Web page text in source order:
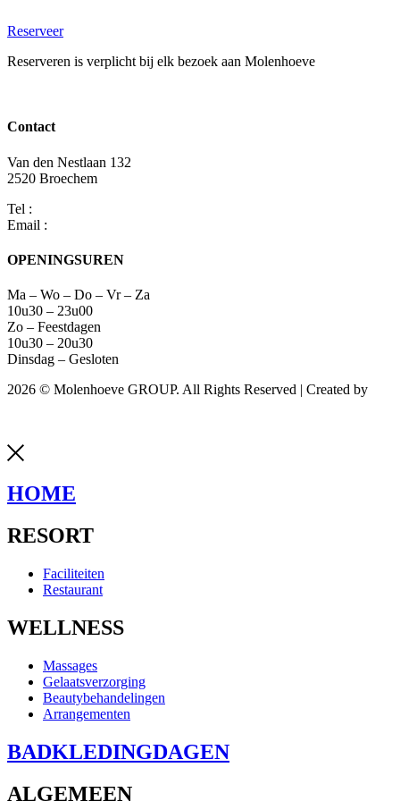
naar
inhoud
Reserveer
Reserveren is verplicht bij elk bezoek aan Molenhoeve
Contact
Van den Nestlaan 132
2520 Broechem
Tel :
Email :
OPENINGSUREN
Ma – Wo – Do – Vr – Za
10u30 – 23u00
Zo – Feestdagen
10u30 – 20u30
Dinsdag – Gesloten
2026 © Molenhoeve GROUP. All Rights Reserved | Created by
HOME
RESORT
Faciliteiten
Restaurant
WELLNESS
Massages
Gelaatsverzorging
Beautybehandelingen
Arrangementen
BADKLEDINGDAGEN
ALGEMEEN